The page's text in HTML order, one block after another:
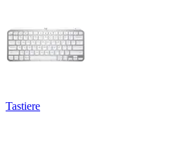
Tastiere